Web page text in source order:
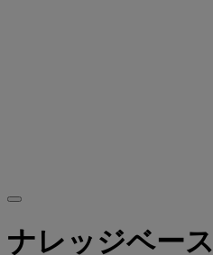
ナレッジベース